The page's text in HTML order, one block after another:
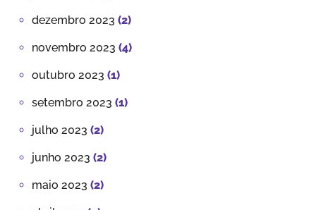
dezembro 2023 (2)
novembro 2023 (4)
outubro 2023 (1)
setembro 2023 (1)
julho 2023 (2)
junho 2023 (2)
maio 2023 (2)